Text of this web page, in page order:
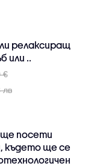
релаксиращ
или ..
€
лв
посети
където ще се